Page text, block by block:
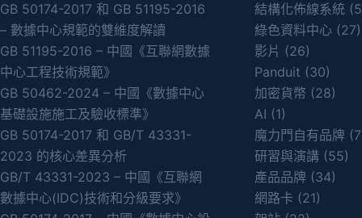
GB 50174-2017 和 GB 51195-2016
– 數據中心規範的雙維度解讀
GB 51195-2016 – 中國《互聯網數據
中心工程技術規範》
GB 50462-2024 – 中國《數據中心
基礎設施施工及驗收標準》
GB 50174-2017 和 GB/T 43331-
2023 的核心差異分析
GB/T 43331-2023 – 中國《互聯網
數據中心(IDC)技術和分級要求》
結構化佈線系統
綠色資料中心(27)
影片 (26)
Panduit (30)
加密貨幣 (28)
AI (1)
魔力門自有品牌
研習與演講(55)
產品品牌(34)
網路卡 (21)